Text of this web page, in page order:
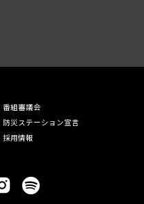
番組審議会
防災ステーション宣言
採用情報